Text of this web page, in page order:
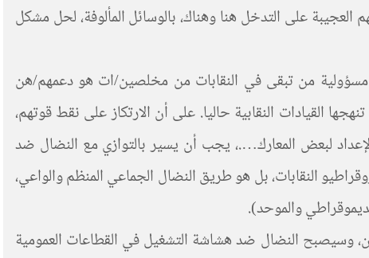
العجيبة على التدخل هنا وهناك، بالوسائل المألوفة، لحل مشكل
من تبقى في النقابات من مخلصين/ات هو دعمهم/هن
القيادات النقابية حاليا. على أن الارتكاز على نقط قوتهم،
لبعض المعارك….، يجب أن يسير بالتوازي مع النضال ضد
النقابات، بل هو طريق النضال الجماعي المنظم والواعي،
والموحد).
وسيصبح النضال ضد هشاشة التشغيل في القطاعات العمومية